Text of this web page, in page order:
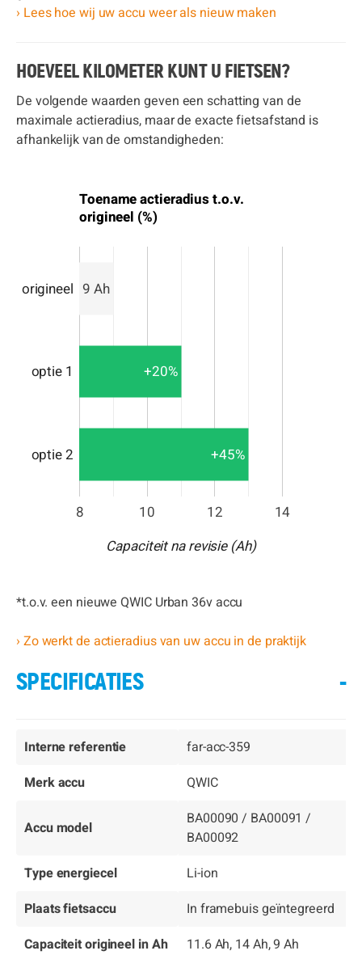
› Lees hoe wij uw accu weer als nieuw maken
HOEVEEL KILOMETER KUNT U FIETSEN?
De volgende waarden geven een schatting van de
maximale actieradius, maar de exacte fietsafstand is
afhankelijk van de omstandigheden:
Toename actieradius t.o.v.
origineel (%)
8 10 12 14
origineel
optie 1
optie 2
9 Ah
+20%
+45%
Capaciteit na revisie (Ah)
*t.o.v. een nieuwe QWIC Urban 36v accu
› Zo werkt de actieradius van uw accu in de praktijk
SPECIFICATIES -
Interne referentie
far-acc-359
Merk accu
QWIC
Accu model
BA00090 / BA00091 /
BA00092
Type energiecel
Li-ion
Plaats fietsaccu
In framebuis geïntegreerd
Capaciteit origineel in Ah
11.6 Ah, 14 Ah, 9 Ah